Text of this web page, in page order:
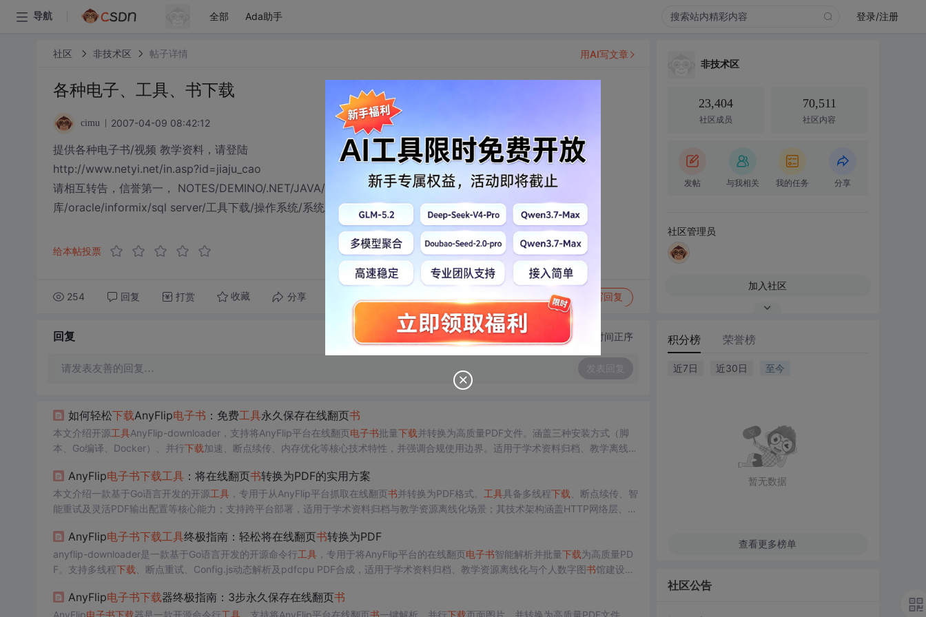
导航 全部 Ada助手 登录/注册
社区 非技术区 帖子详情
各种电子、工具、书下载
cimu 2007-04-09 08:42:12
提供各种电子书/视频 教学资料，请登陆
http://www.netyi.net/in.asp?id=jiaju_cao
请相互转告，信誉第一， NOTES/DEMINO/.NET/JAVA/C++/REMOTING/WEB SERVICE/电影/OFFICE/数据
库/oracle/informix/sql server/工具下载/操作系统/系统工具/图片处理/刻录软件/压缩软件/菜谱/
给本帖投票
254 回复 打赏 收藏 分享 写回复
用AI写文章
回复 切换为时间正序
请发表友善的回复… 发表回复
如何轻松下载AnyFlip电子书 ：免费工具永久保存在线翻页书
本文介绍开源工具AnyFlip-downloader，支持将AnyFlip平台在线翻页电子书批量下载并转换为高质量PDF文件。涵盖三种安装方式（脚
本、Go编译、Docker）、并行下载加速、断点续传、内存优化等核心技术特性，并强调合规使用边界。适用于学术资料归档、教学离线分
AnyFlip电子书下载工具：将在线翻页书转换为PDF的实用方案
本文介绍一款基于Go语言开发的开源工具，专用于从AnyFlip平台抓取在线翻页书并转换为PDF格式。 工具具备多线程下载 、断点续传、智
能重试及灵活PDF输出配置等核心能力；支持跨平台部署，适用于学术资料归档与教学资源离线化场景；其技术架构涵盖HTTP网络层、D
AnyFlip电子书下载工具终极指南：轻松将在线翻页书转换为PDF
anyflip-downloader是一款基于Go语言开发的开源命令行工具，专用于将AnyFlip平台的在线翻页电子书智能解析并批量下载为高质量PD
F。支持多线程下载 、断点重试、Config.js动态解析及pdfcpu PDF合成，适用于学术资料归档、教学资源离线化与个人数字图书馆建设。
AnyFlip电子书下载器终极指南：3步永久保存在线翻页书
AnyFlip电子书下载器是一款开源命令行工具，支持将AnyFlip平台在线翻页书一键解析、并行下载页面图片，并转换为高质量PDF文件。
非技术区
23,404
社区成员
70,511
社区内容
发帖 与我相关 我的任务 分享
社区管理员
加入社区
积分榜 荣誉榜
近7日 近30日 至今
暂无数据
查看更多榜单
社区公告